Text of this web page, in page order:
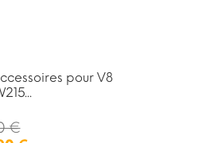
pour V8
€